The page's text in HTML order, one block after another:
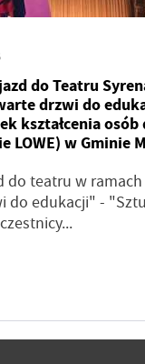
do Teatru
drzwi do
kształcenia osób
LOWE) w Gminie
do teatru w
do edukacji" -